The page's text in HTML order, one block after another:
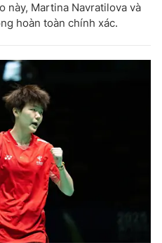
này, Martina Navratilova và
hoàn toàn chính xác.